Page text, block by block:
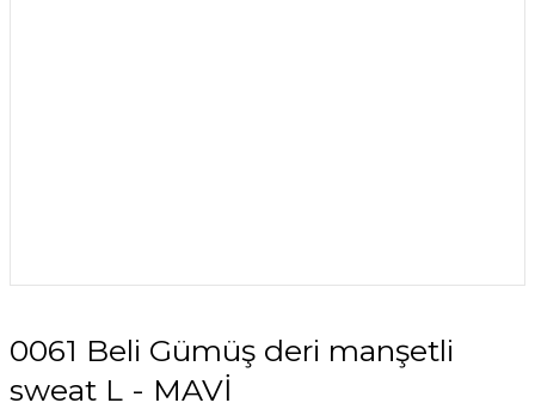
0061 Beli Gümüş deri manşetli
sweat L - MAVİ